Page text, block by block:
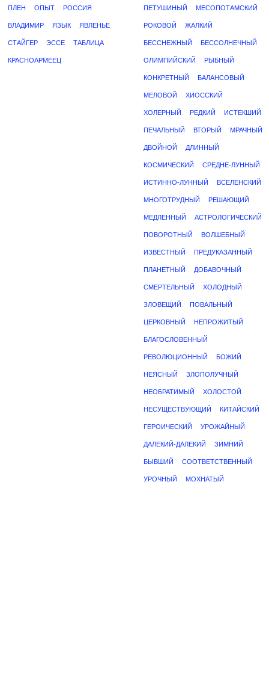
ПЛЕН ОПЫТ РОССИЯ
ВЛАДИМИР ЯЗЫК ЯВЛЕНЬЕ
СТАЙГЕР ЭССЕ ТАБЛИЦА
КРАСНОАРМЕЕЦ
ПЕТУШИНЫЙ МЕСОПОТАМСКИЙ
РОКОВОЙ ЖАЛКИЙ
БЕССНЕЖНЫЙ БЕССОЛНЕЧНЫЙ
ОЛИМПИЙСКИЙ РЫБНЫЙ
КОНКРЕТНЫЙ БАЛАНСОВЫЙ
МЕЛОВОЙ ХИОССКИЙ
ХОЛЕРНЫЙ РЕДКИЙ ИСТЕКШИЙ
ПЕЧАЛЬНЫЙ ВТОРЫЙ МРАЧНЫЙ
ДВОЙНОЙ ДЛИННЫЙ
КОСМИЧЕСКИЙ СРЕДНЕ-ЛУННЫЙ
ИСТИННО-ЛУННЫЙ ВСЕЛЕНСКИЙ
МНОГОТРУДНЫЙ РЕШАЮЩИЙ
МЕДЛЕННЫЙ АСТРОЛОГИЧЕСКИЙ
ПОВОРОТНЫЙ ВОЛШЕБНЫЙ
ИЗВЕСТНЫЙ ПРЕДУКАЗАННЫЙ
ПЛАНЕТНЫЙ ДОБАВОЧНЫЙ
СМЕРТЕЛЬНЫЙ ХОЛОДНЫЙ
ЗЛОВЕЩИЙ ПОВАЛЬНЫЙ
ЦЕРКОВНЫЙ НЕПРОЖИТЫЙ
БЛАГОСЛОВЕННЫЙ
РЕВОЛЮЦИОННЫЙ БОЖИЙ
НЕЯСНЫЙ ЗЛОПОЛУЧНЫЙ
НЕОБРАТИМЫЙ ХОЛОСТОЙ
НЕСУЩЕСТВУЮЩИЙ КИТАЙСКИЙ
ГЕРОИЧЕСКИЙ УРОЖАЙНЫЙ
ДАЛЕКИЙ-ДАЛЕКИЙ ЗИМНИЙ
БЫВШИЙ СООТВЕТСТВЕННЫЙ
УРОЧНЫЙ МОХНАТЫЙ